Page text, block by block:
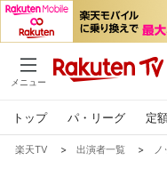
メニュー
トップ パ・リーグ 定
楽天TV > 出演者一覧 >